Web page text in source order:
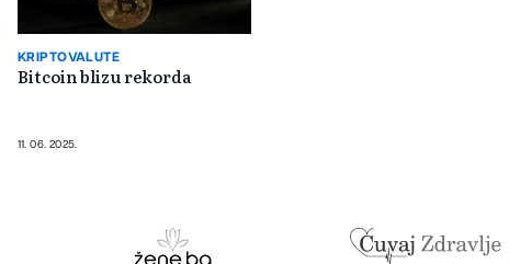
KRIPTOVALUTE
Bitcoin blizu rekorda
11. 06. 2025.